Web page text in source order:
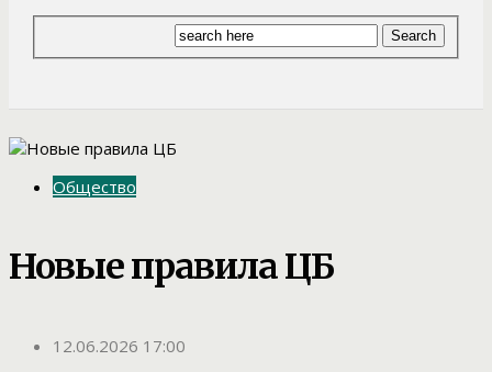
Общество
Новые правила ЦБ
12.06.2026 17:00